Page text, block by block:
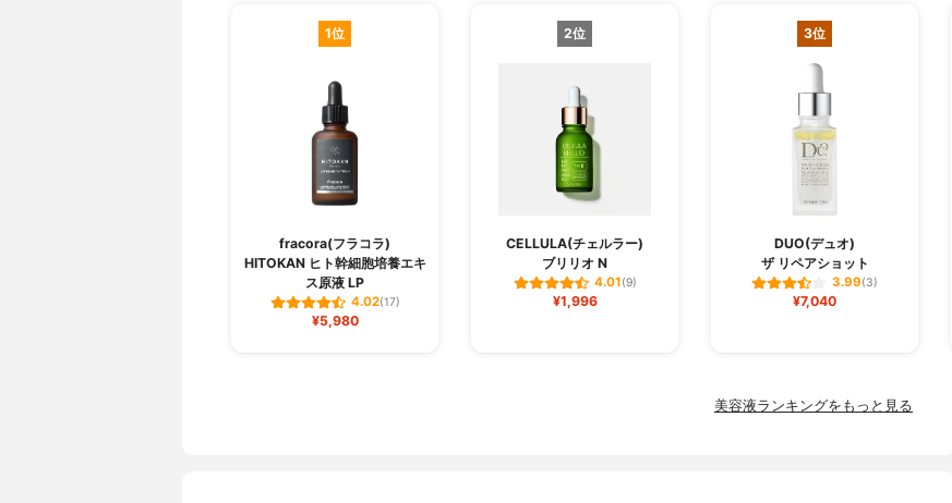
1位
fracora(フラコラ)
HITOKAN ヒト幹細胞培養エキ
ス原液 LP
4.02(17)
¥5,980
2位
CELLULA(チェルラー)
ブリリオ N
4.01(9)
¥1,996
3位
DUO(デュオ)
ザ リペアショット
3.99(3)
¥7,040
美容液ランキングをもっと見る